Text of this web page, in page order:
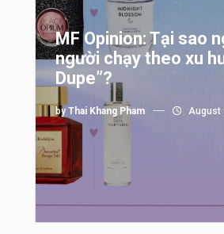
MF Opinion: Tại sao
người chạy theo xu
Dupe”?
by Thai Khang Pham August